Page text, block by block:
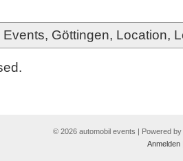
Events, Göttingen, Location,
© 2026 automobil events | Powered by
Anmelden|